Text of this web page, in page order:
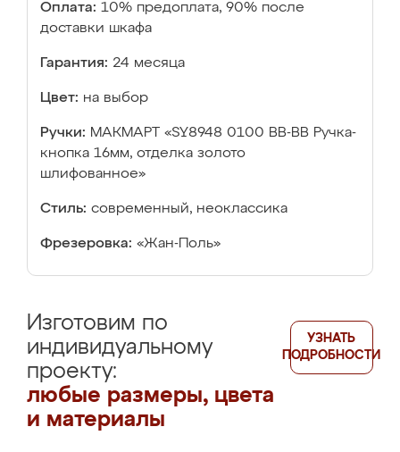
Оплата: 10% предоплата, 90% после
доставки шкафа
Гарантия: 24 месяца
Цвет: на выбор
Ручки: МАКМАРТ «SY8948 0100 BB-BB Ручка-
кнопка 16мм, отделка золото
шлифованное»
Стиль: современный, неоклассика
Фрезеровка: «Жан-Поль»
Изготовим по
индивидуальному
проекту:
любые размеры, цвета
и материалы
УЗНАТЬ
ПОДРОБНОСТИ